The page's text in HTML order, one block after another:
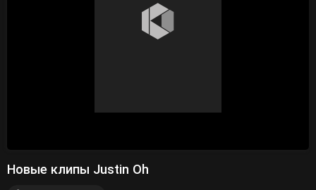
Новые клипы Justin Oh